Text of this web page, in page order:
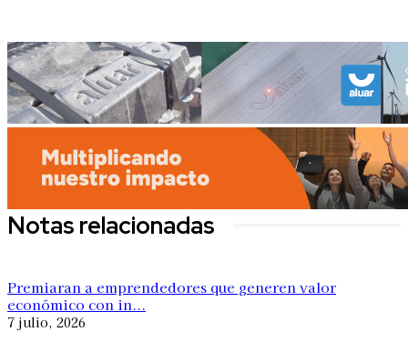
Notas relacionadas
Premiaran a emprendedores que generen valor
económico con in...
7 julio, 2026